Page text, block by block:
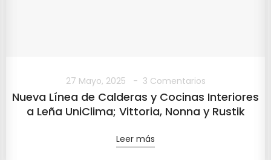
27 Mayo, 2025 3 Comentarios
Nueva Línea de Calderas y Cocinas Interiores
a Leña UniClima; Vittoria, Nonna y Rustik
Leer más